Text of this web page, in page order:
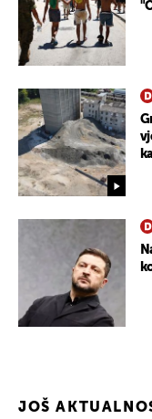
JOŠ